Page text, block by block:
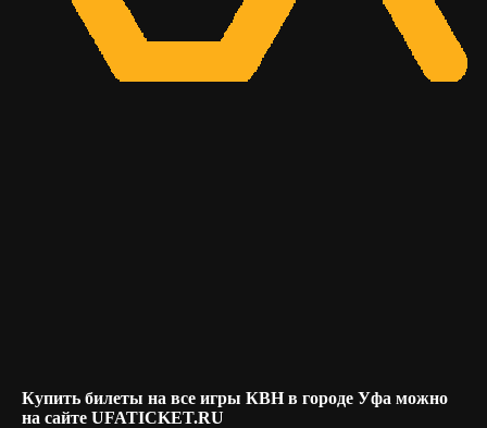
Купить билеты на все игры КВН в городе Уфа можно
на сайте UFATICKET.RU